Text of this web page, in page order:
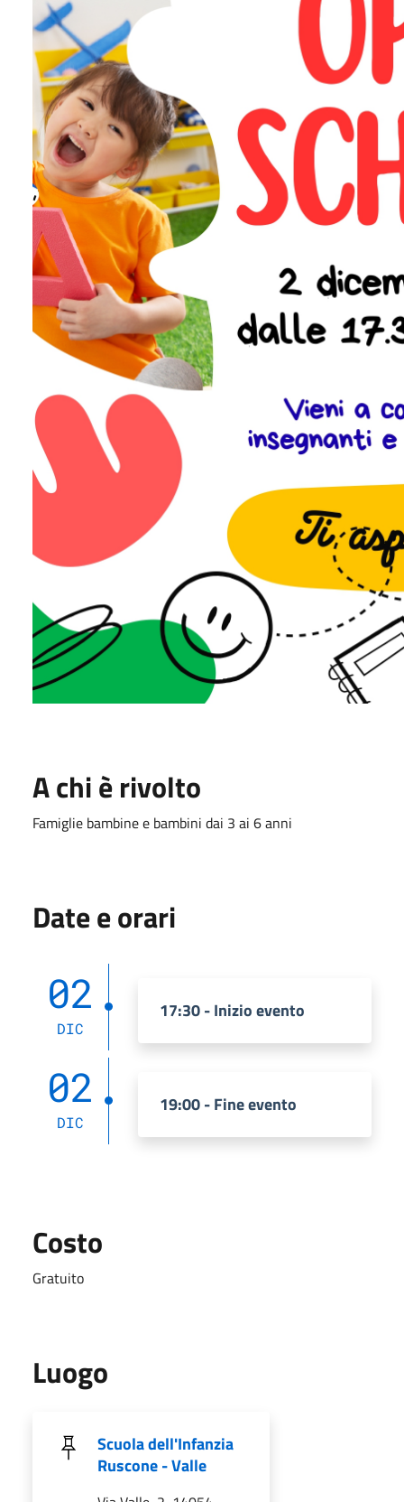
A chi è rivolto
Famiglie bambine e bambini dai 3 ai 6 anni
Date e orari
02
DIC
17:30 - Inizio evento
02
DIC
19:00 - Fine evento
Costo
Gratuito
Luogo
Scuola dell'Infanzia
Ruscone - Valle